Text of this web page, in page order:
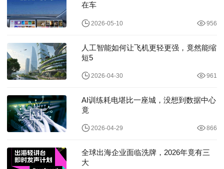
在车
2026-05-10 956
人工智能如何让飞机更轻更强，竟然能缩
短5
2026-04-30 961
AI训练耗电堪比一座城，没想到数据中心
竟
2026-04-29 866
全球出海企业面临洗牌，2026年竟有三
大